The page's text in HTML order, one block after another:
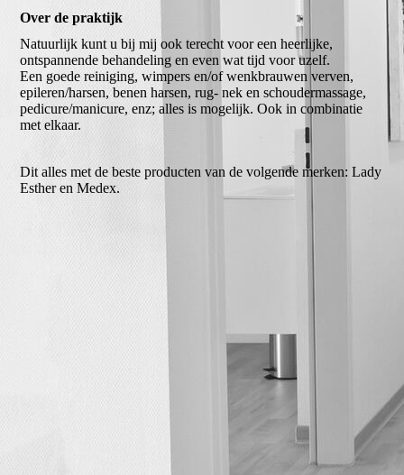
Over de praktijk
Natuurlijk kunt u bij mij ook terecht voor een heerlijke,
ontspannende behandeling en even wat tijd voor uzelf.
Een goede reiniging, wimpers en/of wenkbrauwen verven,
epileren/harsen, benen harsen, rug- nek en schoudermassage,
pedicure/manicure, enz; alles is mogelijk. Ook in combinatie
met elkaar.
Dit alles met de beste producten van de volgende merken: Lady
Esther en Medex.